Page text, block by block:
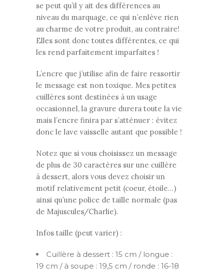
se peut qu’il y ait des différences au
niveau du marquage, ce qui n’enlève rien
au charme de votre produit, au contraire!
Elles sont donc toutes différentes, ce qui
les rend parfaitement imparfaites !
L’encre que j’utilise afin de faire ressortir
le message est non toxique. Mes petites
cuillères sont destinées à un usage
occasionnel, la gravure durera toute la vie
mais l’encre finira par s’atténuer : évitez
donc le lave vaisselle autant que possible !
Notez que si vous choisissez un message
de plus de 30 caractères sur une cuillère
à dessert, alors vous devez choisir un
motif relativement petit (coeur, étoile…)
ainsi qu’une police de taille normale (pas
de Majuscules/Charlie).
Infos taille (peut varier) :
Cuillère à dessert : 15 cm / longue :
19 cm / à soupe : 19,5 cm / ronde : 16-18